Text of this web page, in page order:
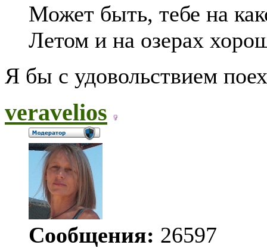
Может быть, тебе на
Летом и на озерах
Я бы с удовольствием
veravelios
Сообщения: 26597